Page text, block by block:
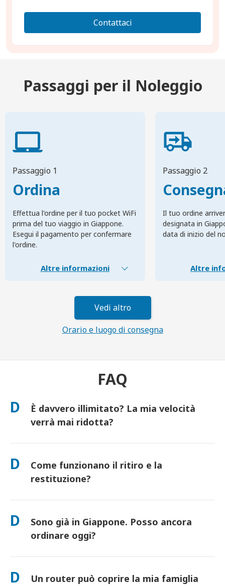
Contattaci
Passaggi per il Noleggio
Passaggio 1
Ordina
Effettua l'ordine per il tuo pocket WiFi
prima del tuo viaggio in Giappone.
Esegui il pagamento per confermare
l'ordine.
Altre informazioni
Passaggio 2
Il tuo ordine
designata in
data di inizio del
Altre
Vedi altro
Orario e luogo di consegna
FAQ
D
È davvero illimitato? La mia velocità
verrà mai ridotta?
Sì. È davvero illimitato e non applichiamo limiti di Fair Usage
tutti i dati che desideri, tutto il giorno. (Come ogni rete
mobile, la congestione temporanea dell'operatore può influire
sulla velocità). Se dovesse mai verificarsi una riduzione di
D
Come funzionano il ritiro e la
restituzione?
Ritira presso i principali aeroporti o scegli la consegna in
busta di reso prepagata: basta imbucarla in qualsiasi cassetta
postale in Giappone. Nessuna documentazione, nessuna fila
allo sportello.
D
Sono già in Giappone. Posso ancora
ordinare oggi?
Sì. È disponibile il ritiro in aeroporto in giornata. Per la
successivo. Se non sei sicuro, contattaci e confermeremo
D
Un router può coprire la mia famiglia